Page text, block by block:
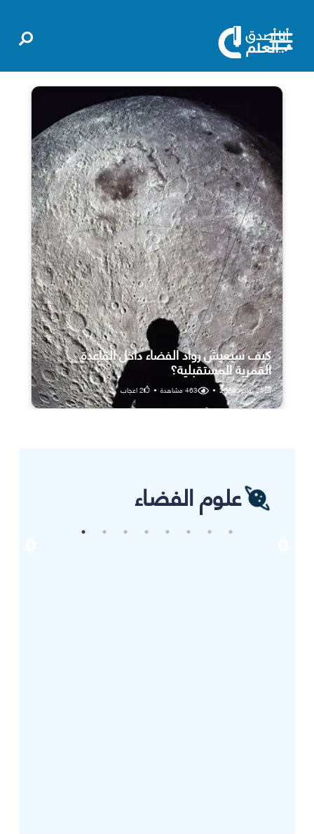
كيف سيعيش رواد الفضاء داخل القاعدة
القمرية المستقبلية؟
25 يوليو، 2026 •
463مشاهدة •
2اعجاب
علوم الفضاء